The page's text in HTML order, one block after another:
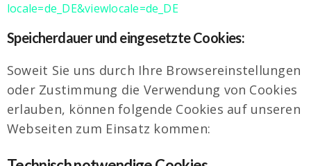
locale=de_DE&viewlocale=de_DE
Speicherdauer und eingesetzte Cookies:
Soweit Sie uns durch Ihre Browsereinstellungen
oder Zustimmung die Verwendung von Cookies
erlauben, können folgende Cookies auf unseren
Webseiten zum Einsatz kommen: